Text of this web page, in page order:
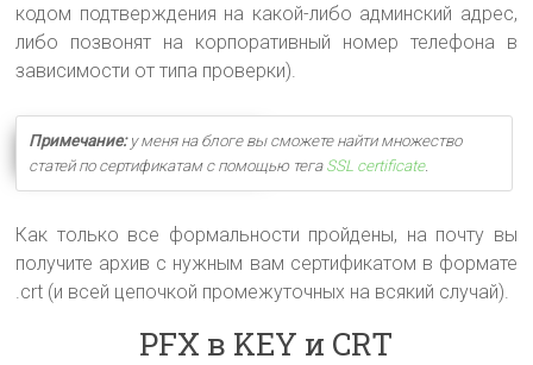
кодом подтверждения на какой-либо админский адрес,
либо позвонят на корпоративный номер телефона в
зависимости от типа проверки).
Примечание:у меня на блоге вы сможете найти множество
статей по сертификатам с помощью тега SSL certificate.
Как только все формальности пройдены, на почту вы
получите архив с нужным вам сертификатом в формате
.crt (и всей цепочкой промежуточных на всякий случай).
PFX в KEY и CRT